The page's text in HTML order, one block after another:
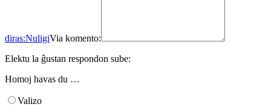
diras:NuligiVia komento:
Elektu la ĝustan respondon sube:
Homoj havas du …
Valizo